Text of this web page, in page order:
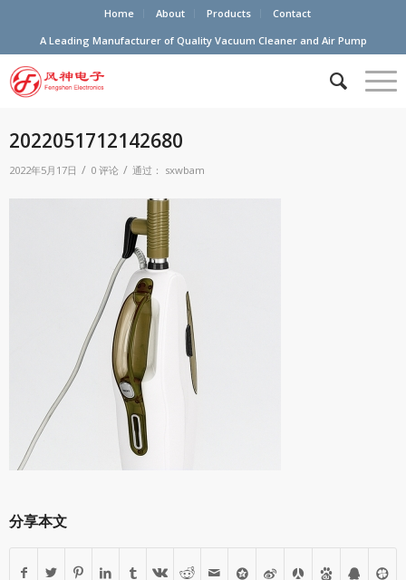
Home About Products
Contact
A Leading Manufacturer of Quality Vacuum Cleaner and Air Pump
2022051712142680
2022年5月17日 / 0 评论 / 通过： sxwbam
分享本文